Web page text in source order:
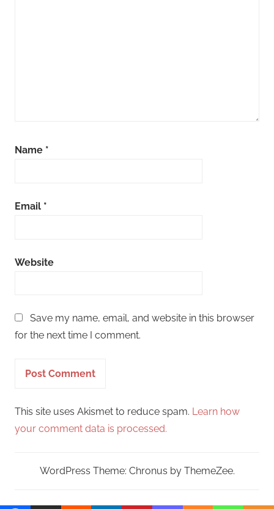
Name *
Email *
Website
Save my name, email, and website in this browser
for the next time I comment.
This site uses Akismet to reduce spam. Learn how
your comment data is processed.
WordPress Theme: Chronus by ThemeZee.